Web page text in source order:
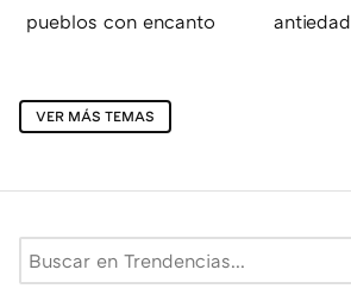
pueblos con encanto antiedad
VER MÁS TEMAS